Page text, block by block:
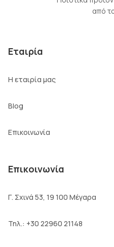
από
Εταιρία
Η εταιρία μας
Blog
Επικοινωνία
Επικοινωνία
Γ. Σχινά 53, 19 100 Μέγαρα
Τηλ.: +30 22960 21148